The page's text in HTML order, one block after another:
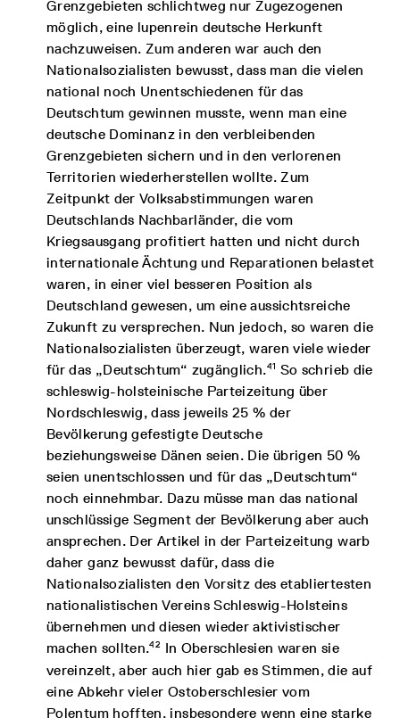
Grenzgebieten schlichtweg nur Zugezogenen
möglich, eine lupenrein deutsche Herkunft
nachzuweisen. Zum anderen war auch den
Nationalsozialisten bewusst, dass man die vielen
national noch Unentschiedenen für das
Deutschtum gewinnen musste, wenn man eine
deutsche Dominanz in den verbleibenden
Grenzgebieten sichern und in den verlorenen
Territorien wiederherstellen wollte. Zum
Zeitpunkt der Volksabstimmungen waren
Deutschlands Nachbarländer, die vom
Kriegsausgang profitiert hatten und nicht durch
internationale Ächtung und Reparationen belastet
waren, in einer viel besseren Position als
Deutschland gewesen, um eine aussichtsreiche
Zukunft zu versprechen. Nun jedoch, so waren die
Nationalsozialisten überzeugt, waren viele wieder
für das „Deutschtum“ zugänglich.41 So schrieb die
schleswig-holsteinische Parteizeitung über
Nordschleswig, dass jeweils 25 % der
Bevölkerung gefestigte Deutsche
beziehungsweise Dänen seien. Die übrigen 50 %
seien unentschlossen und für das „Deutschtum“
noch einnehmbar. Dazu müsse man das national
unschlüssige Segment der Bevölkerung aber auch
ansprechen. Der Artikel in der Parteizeitung warb
daher ganz bewusst dafür, dass die
Nationalsozialisten den Vorsitz des etabliertesten
nationalistischen Vereins Schleswig-Holsteins
übernehmen und diesen wieder aktivistischer
machen sollten.42 In Oberschlesien waren sie
vereinzelt, aber auch hier gab es Stimmen, die auf
eine Abkehr vieler Ostoberschlesier vom
Polentum hofften, insbesondere wenn eine starke